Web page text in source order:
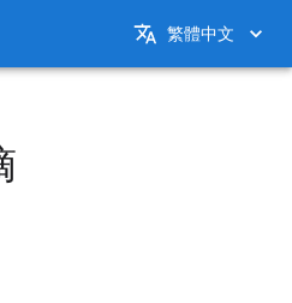
繁體中文